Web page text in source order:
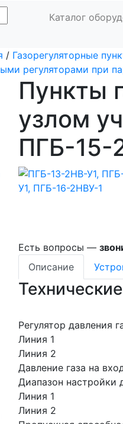
Каталог
/ Газорегуляторные
регуляторами при
Пункты
узлом
ПГБ-15-
Есть вопросы —
Описание
Регулятор давления
Линия 1
Линия 2
Давление газа на
Диапазон настройки
Линия 1
Линия 2